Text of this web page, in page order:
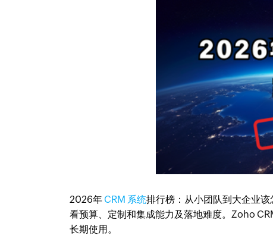
2026年 CRM 系统排行榜：从小团队到大企业
看预算、定制和集成能力及落地难度。Zoho
长期使用。